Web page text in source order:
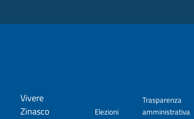
Vivere
Zinasco
Elezioni
Trasparenza
amministrativa